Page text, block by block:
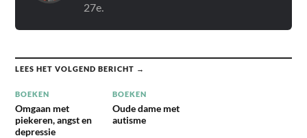
27e.
LEES HET VOLGEND BERICHT →
BOEKEN
Omgaan met
piekeren, angst en
depressie
BOEKEN
Oude dame met
autisme